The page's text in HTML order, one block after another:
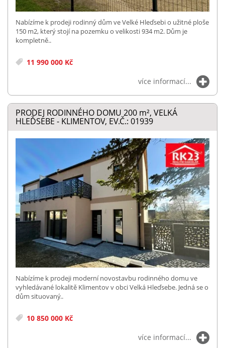
Nabízíme k prodeji rodinný dům ve Velké Hleďsebi o užitné ploše
150 m2, který stojí na pozemku o velikosti 934 m2. Dům je
kompletně..
11 990 000 Kč
více informací...
PRODEJ RODINNÉHO DOMU 200 m², VELKÁ
HLEĎSEBE - KLIMENTOV, EV.Č.: 01939
Nabízíme k prodeji moderní novostavbu rodinného domu ve
vyhledávané lokalitě Klimentov v obci Velká Hleďsebe. Jedná se o
dům situovaný..
10 850 000 Kč
více informací...